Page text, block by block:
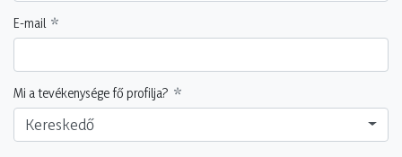
E-mail
Mi a tevékenysége fő profilja?
Kereskedő